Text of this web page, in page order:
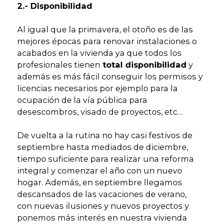
2.- Disponibilidad
Al igual que la primavera, el otoño es de las
mejores épocas para renovar instalaciones o
acabados en la vivienda ya que todos los
profesionales tienen total disponibilidad y
además es más fácil conseguir los permisos y
licencias necesarios por ejemplo para la
ocupación de la vía pública para
desescombros, visado de proyectos, etc…
De vuelta a la rutina no hay casi festivos de
septiembre hasta mediados de diciembre,
tiempo suficiente para realizar una reforma
integral y comenzar el año con un nuevo
hogar. Además, en septiembre llegamos
descansados de las vacaciones de verano,
con nuevas ilusiones y nuevos proyectos y
ponemos más interés en nuestra vivienda